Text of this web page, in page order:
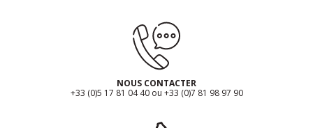
NOUS CONTACTER
+33 (0)5 17 81 04 40 ou +33 (0)7 81 98 97 90